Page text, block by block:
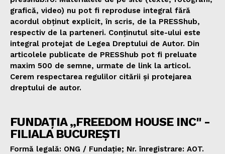
grafică, video) nu pot fi reproduse integral fără
acordul obținut explicit, în scris, de la PRESShub,
respectiv de la parteneri. Conținutul site-ului este
integral protejat de Legea Dreptului de Autor. Din
articolele publicate de PRESShub pot fi preluate
maxim 500 de semne, urmate de link la articol.
Cerem respectarea regulilor citării și protejarea
dreptului de autor.
FUNDAȚIA „FREEDOM HOUSE INC" -
FILIALA BUCUREȘTI
Formă legală: ONG / Fundație; Nr. înregistrare: AOT.